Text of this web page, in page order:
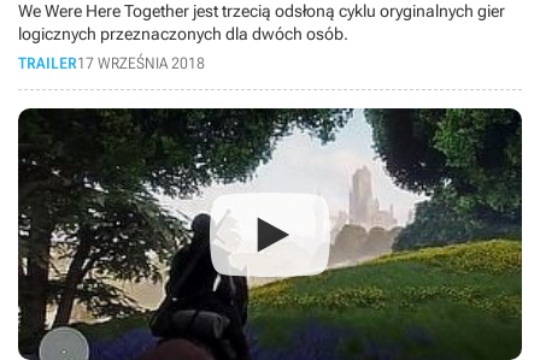
We Were Here Together jest trzecią odsłoną cyklu oryginalnych gier
logicznych przeznaczonych dla dwóch osób.
TRAILER17 WRZEŚNIA 2018